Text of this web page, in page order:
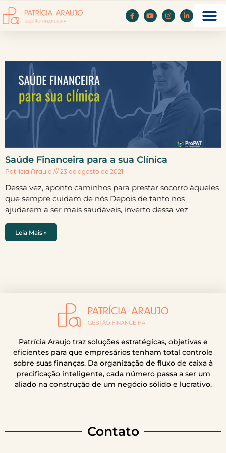
Saúde Financeira para a sua Clínica
Patrícia Araujo 23 de agosto de 2021
Dessa vez, aponto caminhos para prestar socorro àqueles
que sempre cuidam de nós Depois de tanto nos
ajudarem a ser mais saudáveis, inverto dessa vez
Leia Mais »
Patrícia Araujo traz soluções estratégicas, objetivas e
eficientes para que empresários tenham total controle
sobre suas finanças. Da organização de fluxo de caixa à
precificação inteligente, cada número passa a ser um
aliado na construção de um negócio sólido e lucrativo.
Contato